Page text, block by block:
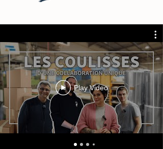
Play Video